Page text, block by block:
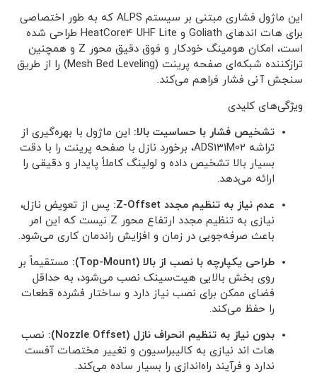
این ماژول فشاری مبتنی بر سیستم ALPS که به طور اختصاصی
برای هات اندهای Goliath و HeatCore4 UHF Lite طراحی شده
است، امکان هومینگ خودکار و فوق دقیق محور Z و همچنین
ترازکننده شبکه‌ای صفحه پرینت (Mesh Bed Leveling) را از طریق
سنجش آنی فشار فراهم می‌کند.
ویژگی‌های کلیدی
تشخیص فشار با حساسیت بالا: این ماژول با بهره‌گیری از
تراشه ADS131M02، برخورد نازل با صفحه پرینت را با دقت
بسیار بالا تشخیص داده و لولینگ کاملاً پایدار و دقیقی را
ارائه می‌دهد.
عدم نیاز به تنظیم مجدد Z-Offset:
پس از تعویض نازل،
نیازی به تنظیم مجدد ارتفاع محور Z نیست که این امر
باعث صرفه‌جویی در زمان و افزایش راندمان کاری می‌شود.
طراحی یکپارچه با نصب از بالا (Top-Mount):
مستقیماً بر
روی بخش بالایی هیت‌سینک نصب می‌شود، به حداقل
فضای ممکن برای نصب نیاز دارد و ساختار فشرده قطعات
را حفظ می‌کند.
بدون نیاز به تنظیم انحراف نازل (Nozzle Offset):
نصب
هات اند نیازی به کالیبراسیون و تغییر مختصات آفست
ندارد و فرآیند راه‌اندازی را بسیار ساده می‌کند.